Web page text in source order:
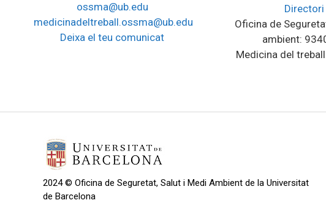
ossma@ub.edu
medicinadeltreball.ossma@ub.edu
Deixa el teu comunicat
Directori
Oficina de
ambient:
Medicina del
2024 © Oficina de Seguretat, Salut i Medi Ambient de la Universitat
de Barcelona